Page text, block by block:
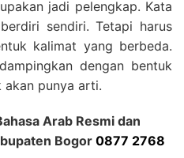
jadi pelengkap. Kata
sendiri. Tetapi harus
kalimat yang berbeda.
dengan bentuk
akan punya arti.
Arab Resmi dan
Bogor 0877 2768